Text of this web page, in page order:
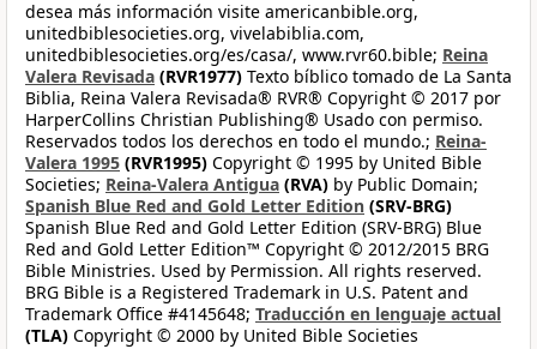
desea más información visite americanbible.org,
unitedbiblesocieties.org, vivelabiblia.com,
unitedbiblesocieties.org/es/casa/, www.rvr60.bible; Reina
Valera Revisada (RVR1977) Texto bíblico tomado de La Santa
Biblia, Reina Valera Revisada® RVR® Copyright © 2017 por
HarperCollins Christian Publishing® Usado con permiso.
Reservados todos los derechos en todo el mundo.; Reina-
Valera 1995 (RVR1995) Copyright © 1995 by United Bible
Societies; Reina-Valera Antigua (RVA) by Public Domain;
Spanish Blue Red and Gold Letter Edition (SRV-BRG)
Spanish Blue Red and Gold Letter Edition (SRV-BRG) Blue
Red and Gold Letter Edition™ Copyright © 2012/2015 BRG
Bible Ministries. Used by Permission. All rights reserved.
BRG Bible is a Registered Trademark in U.S. Patent and
Trademark Office #4145648; Traducción en lenguaje actual
(TLA) Copyright © 2000 by United Bible Societies